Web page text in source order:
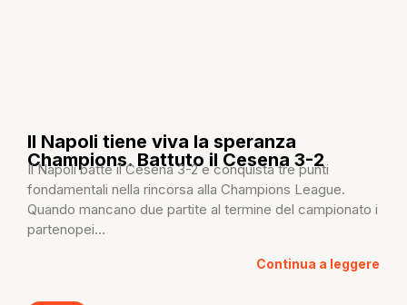
Il Napoli tiene viva la speranza
Champions. Battuto il Cesena 3-2
Il Napoli batte il Cesena 3-2 e conquista tre punti
fondamentali nella rincorsa alla Champions League.
Quando mancano due partite al termine del campionato i
partenopei...
Continua a leggere